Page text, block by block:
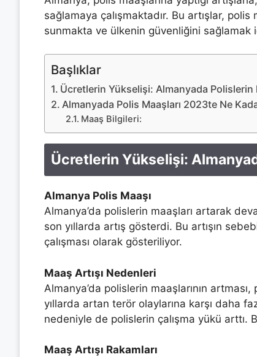
sağlamaya çalışmaktadır. Bu artışlar,
sunmakta ve ülkenin güvenliğini sağlamak
Başlıklar
Ücretlerin Yükselişi: Almanyada Polislerin
Almanyada Polis Maaşları 2023te Ne
Maaş Bilgileri:
Ücretlerin Yükselişi:
Almanya Polis Maaşı
Almanya’da polislerin maaşları artarak
son yıllarda artış gösterdi. Bu artışın
çalışması olarak gösteriliyor.
Maaş Artışı Nedenleri
Almanya’da polislerin maaşlarının
yıllarda artan terör olaylarına karşı daha
nedeniyle de polislerin çalışma yükü arttı.
Maaş Artışı Rakamları